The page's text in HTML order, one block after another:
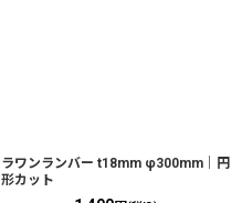
ラワンランバー t18mm φ300mm｜円
形カット